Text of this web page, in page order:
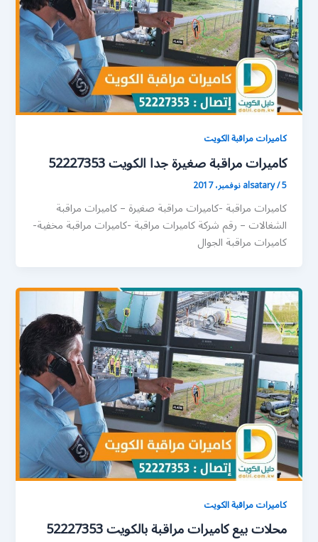
كاميرات مراقبة الكويت
كاميرات مراقبة صغيرة جدا الكويت 52227353
alsatary/5 نوفمبر، 2017
كاميرات مراقبة -كاميرات مراقبة صغيرة – كاميرات مراقبة
الشغالات – رقم شركة كاميرات مراقبة -كاميرات مراقبة مخفية-
كاميرات مراقبة الجوال
كاميرات مراقبة الكويت
محلات بيع كاميرات مراقبة بالكويت 52227353